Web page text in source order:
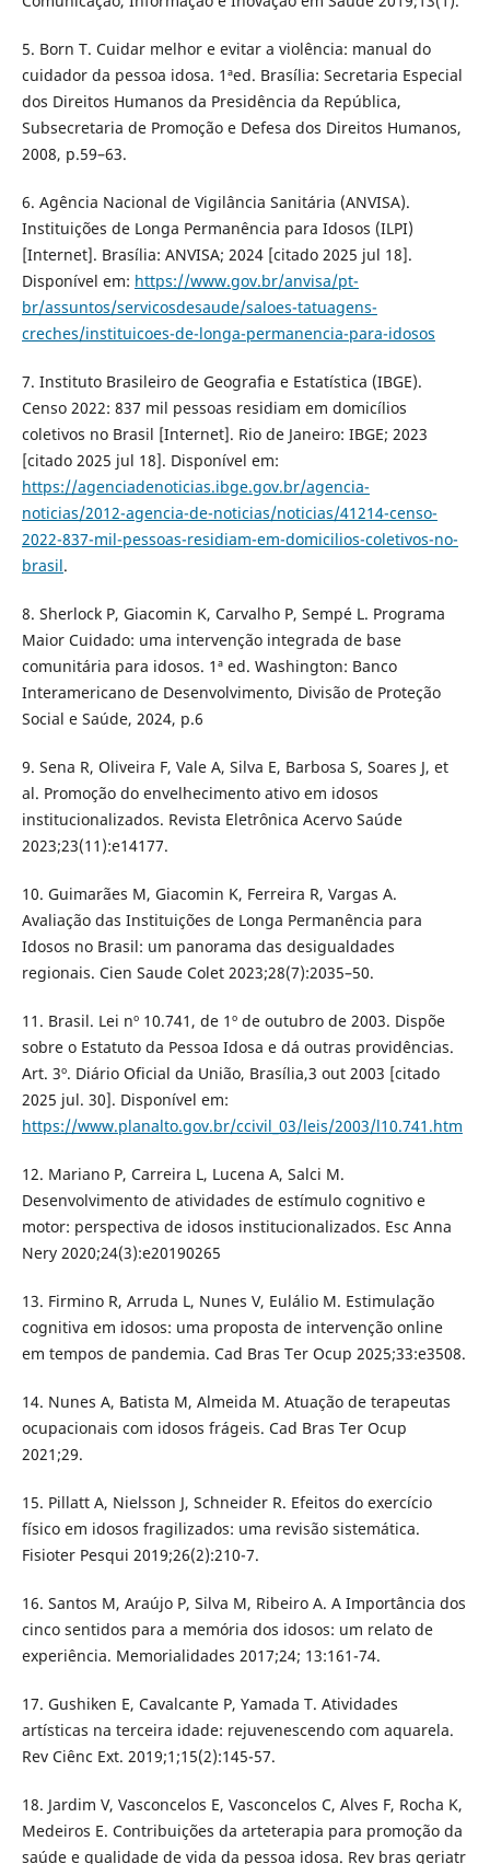
5. Born T. Cuidar melhor e evitar a violência: manual do
cuidador da pessoa idosa. 1ªed. Brasília: Secretaria Especial
dos Direitos Humanos da Presidência da República,
Subsecretaria de Promoção e Defesa dos Direitos Humanos,
2008, p.59–63.
6. Agência Nacional de Vigilância Sanitária (ANVISA).
Instituições de Longa Permanência para Idosos (ILPI)
[Internet]. Brasília: ANVISA; 2024 [citado 2025 jul 18].
Disponível em: https://www.gov.br/anvisa/pt-
br/assuntos/servicosdesaude/saloes-tatuagens-
creches/instituicoes-de-longa-permanencia-para-idosos
7. Instituto Brasileiro de Geografia e Estatística (IBGE).
Censo 2022: 837 mil pessoas residiam em domicílios
coletivos no Brasil [Internet]. Rio de Janeiro: IBGE; 2023
[citado 2025 jul 18]. Disponível em:
https://agenciadenoticias.ibge.gov.br/agencia-
noticias/2012-agencia-de-noticias/noticias/41214-censo-
2022-837-mil-pessoas-residiam-em-domicilios-coletivos-no-
brasil.
8. Sherlock P, Giacomin K, Carvalho P, Sempé L. Programa
Maior Cuidado: uma intervenção integrada de base
comunitária para idosos. 1ª ed. Washington: Banco
Interamericano de Desenvolvimento, Divisão de Proteção
Social e Saúde, 2024, p.6
9. Sena R, Oliveira F, Vale A, Silva E, Barbosa S, Soares J, et
al. Promoção do envelhecimento ativo em idosos
institucionalizados. Revista Eletrônica Acervo Saúde
2023;23(11):e14177.
10. Guimarães M, Giacomin K, Ferreira R, Vargas A.
Avaliação das Instituições de Longa Permanência para
Idosos no Brasil: um panorama das desigualdades
regionais. Cien Saude Colet 2023;28(7):2035–50.
11. Brasil. Lei nº 10.741, de 1º de outubro de 2003. Dispõe
sobre o Estatuto da Pessoa Idosa e dá outras providências.
Art. 3º. Diário Oficial da União, Brasília,3 out 2003 [citado
2025 jul. 30]. Disponível em:
https://www.planalto.gov.br/ccivil_03/leis/2003/l10.741.htm
12. Mariano P, Carreira L, Lucena A, Salci M.
Desenvolvimento de atividades de estímulo cognitivo e
motor: perspectiva de idosos institucionalizados. Esc Anna
Nery 2020;24(3):e20190265
13. Firmino R, Arruda L, Nunes V, Eulálio M. Estimulação
cognitiva em idosos: uma proposta de intervenção online
em tempos de pandemia. Cad Bras Ter Ocup 2025;33:e3508.
14. Nunes A, Batista M, Almeida M. Atuação de terapeutas
ocupacionais com idosos frágeis. Cad Bras Ter Ocup
2021;29.
15. Pillatt A, Nielsson J, Schneider R. Efeitos do exercício
físico em idosos fragilizados: uma revisão sistemática.
Fisioter Pesqui 2019;26(2):210-7.
16. Santos M, Araújo P, Silva M, Ribeiro A. A Importância dos
cinco sentidos para a memória dos idosos: um relato de
experiência. Memorialidades 2017;24; 13:161-74.
17. Gushiken E, Cavalcante P, Yamada T. Atividades
artísticas na terceira idade: rejuvenescendo com aquarela.
Rev Ciênc Ext. 2019;1;15(2):145-57.
18. Jardim V, Vasconcelos E, Vasconcelos C, Alves F, Rocha K,
Medeiros E. Contribuições da arteterapia para promoção da
saúde e qualidade de vida da pessoa idosa. Rev bras geriatr